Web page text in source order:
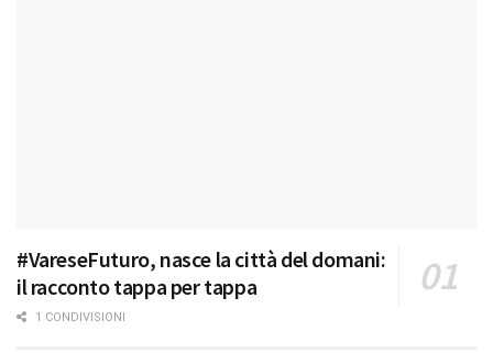
#VareseFuturo, nasce la città del domani:
il racconto tappa per tappa
1 CONDIVISIONI